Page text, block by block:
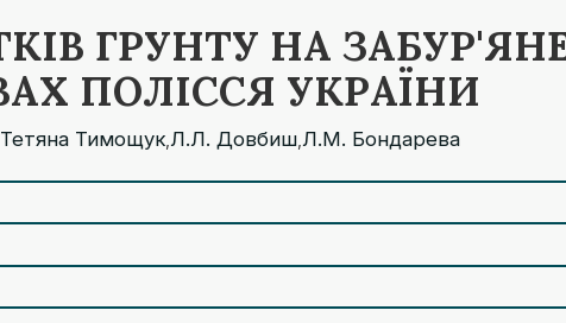
ГРУНТУ НА
ПОЛІССЯ УКРАЇНИ
Тетяна Тимощук Л.Л. Довбиш Л.М. Бондарева